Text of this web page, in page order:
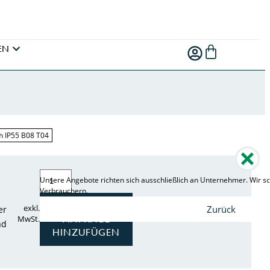
IP55 B08 T04
exkl.
MwSt.
ANFRAGE
HINZUFÜGEN
Unsere Angebote richten sich ausschließlich an Unternehmer. Wir
Verbrauchern.
Zurück